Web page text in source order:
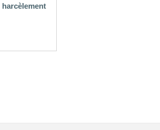
harcèlement